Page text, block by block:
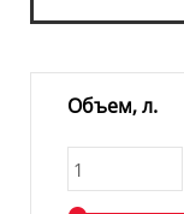
Объем, л.